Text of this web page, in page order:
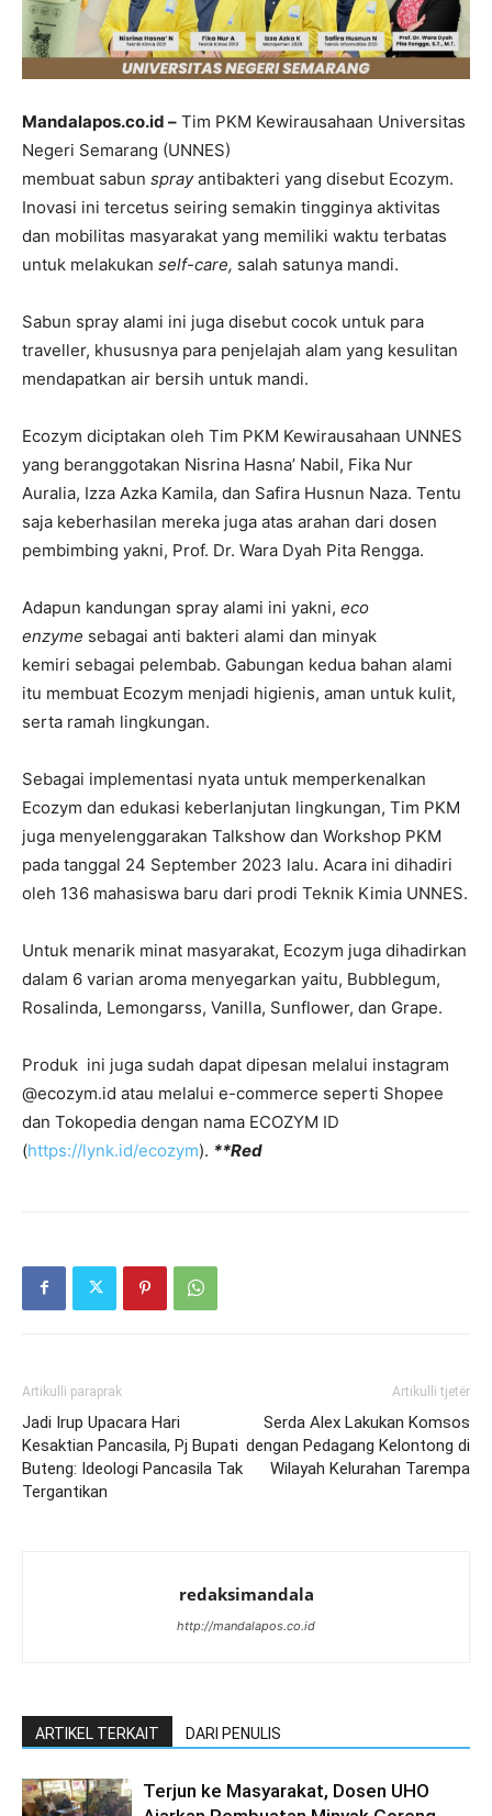
Mandalapos.co.id – Tim PKM Kewirausahaan Universitas
Negeri Semarang (UNNES)
membuat sabun sprayantibakteri yang disebut Ecozym.
Inovasi ini tercetus seiring semakin tingginya aktivitas
dan mobilitas masyarakat yang memiliki waktu terbatas
untuk melakukan self-care, salah satunya mandi.
Sabun spray alami ini juga disebut cocok untuk para
traveller, khususnya para penjelajah alam yang kesulitan
mendapatkan air bersih untuk mandi.
Ecozym diciptakan oleh Tim PKM Kewirausahaan UNNES
yang beranggotakan Nisrina Hasna’ Nabil, Fika Nur
Auralia, Izza Azka Kamila, dan Safira Husnun Naza. Tentu
saja keberhasilan mereka juga atas arahan dari dosen
pembimbing yakni, Prof. Dr. Wara Dyah Pita Rengga.
Adapun kandungan spray alami ini yakni, eco
enzyme sebagai anti bakteri alami dan minyak
kemiri sebagai pelembab. Gabungan kedua bahan alami
itu membuat Ecozym menjadi higienis, aman untuk kulit,
serta ramah lingkungan.
Sebagai implementasi nyata untuk memperkenalkan
Ecozym dan edukasi keberlanjutan lingkungan, Tim PKM
juga menyelenggarakan Talkshow dan Workshop PKM
pada tanggal 24 September 2023 lalu. Acara ini dihadiri
oleh 136 mahasiswa baru dari prodi Teknik Kimia UNNES.
Untuk menarik minat masyarakat, Ecozym juga dihadirkan
dalam 6 varian aroma menyegarkan yaitu, Bubblegum,
Rosalinda, Lemongarss, Vanilla, Sunflower, dan Grape.
Produk ini juga sudah dapat dipesan melalui instagram
@ecozym.id atau melalui e-commerce seperti Shopee
dan Tokopedia dengan nama ECOZYM ID
(https://lynk.id/ecozym). **Red
Artikulli paraprak
Jadi Irup Upacara Hari
Kesaktian Pancasila, Pj Bupati
Buteng: Ideologi Pancasila Tak
Tergantikan
Artikulli tjetër
Serda Alex Lakukan Komsos
dengan Pedagang Kelontong di
Wilayah Kelurahan Tarempa
redaksimandala
http://mandalapos.co.id
ARTIKEL TERKAIT DARI PENULIS
Terjun ke Masyarakat, Dosen UHO